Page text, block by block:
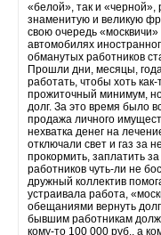
«белой», так и
знаменитую и великую
свою очередь
автомобилях
обманутых работников
Прошли дни, месяцы,
работать, чтобы хоть
прожиточный минимум,
долг. За это время было
продажа личного
нехватка денег на
отключали свет и газ за
прокормить, заплатить
работников чуть-ли не
дружный коллектив
устраивала работа,
обещаниями вернуть
бывшим работникам
кому-то 100 000 руб., а